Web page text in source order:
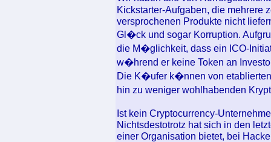
Kickstarter-Aufgaben, die mehrere
versprochenen Produkte nicht
Gl�ck und sogar Korruption.
die M�glichkeit, dass ein ICO-
w�hrend er keine Token an
Die K�ufer k�nnen von
hin zu weniger wohlhabenden
Ist kein Cryptocurrency-
Nichtsdestotrotz hat sich in den
einer Organisation bietet, bei